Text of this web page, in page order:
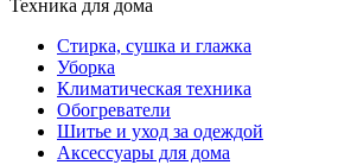
Техника для дома
Стирка, сушка и глажка
Уборка
Климатическая техника
Обогреватели
Шитье и уход за одеждой
Аксессуары для дома